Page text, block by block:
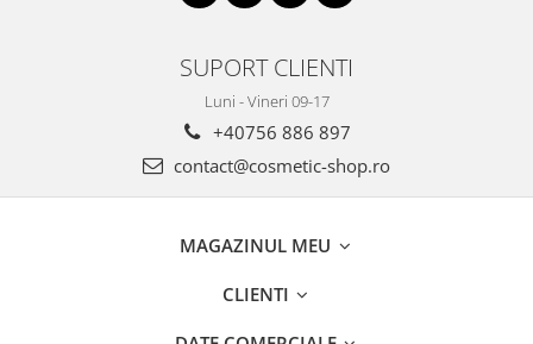
SUPORT CLIENTI
Luni - Vineri 09-17
+40756 886 897
contact@cosmetic-shop.ro
MAGAZINUL MEU
CLIENTI